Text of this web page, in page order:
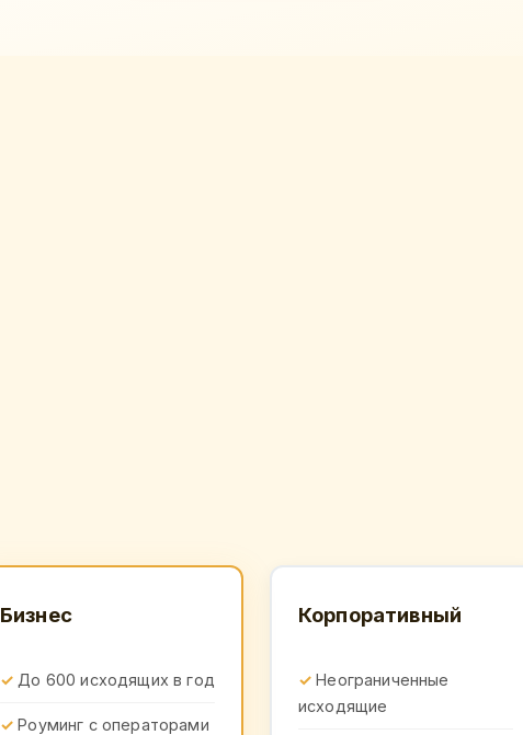
Бизнес
До 600 исходящих в год
Роуминг с операторами
Корпоративный
Неограниченные
исходящие